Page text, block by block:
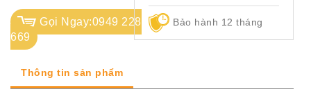
ĐỊNH
Gọi Ngay:0949 228
669
Bảo hành 12 tháng
Thông tin sản phẩm